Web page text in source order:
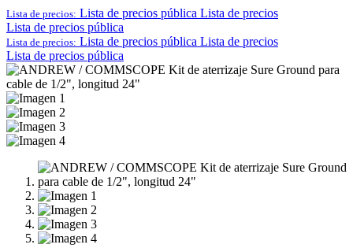
Lista de precios: Lista de precios pública Lista de precios
Lista de precios pública
Lista de precios: Lista de precios pública Lista de precios
Lista de precios pública